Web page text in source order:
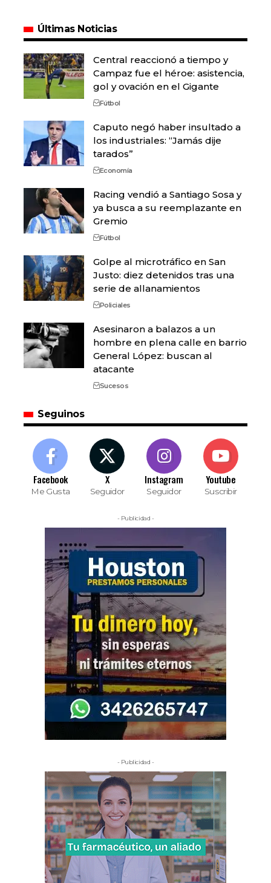
Últimas Noticias
Central reaccionó a tiempo y
Campaz fue el héroe: asistencia,
gol y ovación en el Gigante
Fútbol
Caputo negó haber insultado a
los industriales: “Jamás dije
tarados”
Economía
Racing vendió a Santiago Sosa y
ya busca a su reemplazante en
Gremio
Fútbol
Golpe al microtráfico en San
Justo: diez detenidos tras una
serie de allanamientos
Policiales
Asesinaron a balazos a un
hombre en plena calle en barrio
General López: buscan al
atacante
Sucesos
Seguinos
Facebook
Me Gusta
X
Seguidor
Instagram
Seguidor
Youtube
Suscribir
- Publicidad -
- Publicidad -